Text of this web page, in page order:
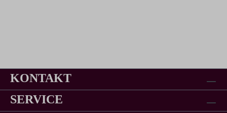
KONTAKT
SERVICE